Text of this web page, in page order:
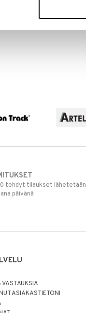
tehdyt tilaukset lähetetään
päivänä
ASIAKASTIETONI